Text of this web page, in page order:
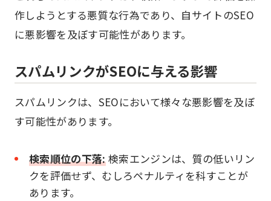
作しようとする悪質な行為であり、自サイトのSEO
に悪影響を及ぼす可能性があります。
スパムリンクがSEOに与える影響
スパムリンクは、SEOにおいて様々な悪影響を及ぼ
す可能性があります。
検索順位の下落:検索エンジンは、質の低いリン
クを評価せず、むしろペナルティを科すことが
あります。